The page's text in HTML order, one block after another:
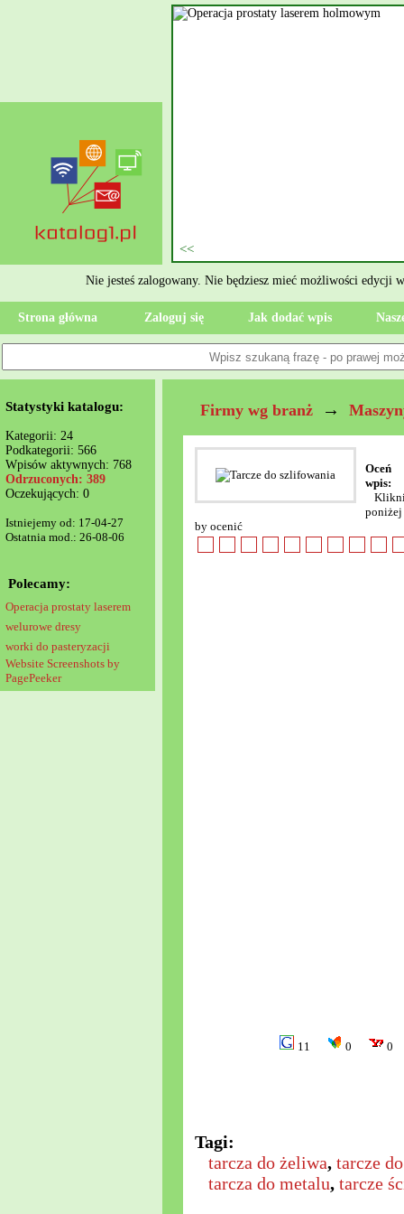
rzetelne układanie płytek
Rzeszów i dbamy o to,
gdy Twoja przestrzeń
przywracając ponownie
Nie jesteś zalogowany. Nie będziesz mieć możliwości edycji
Strona główna Zaloguj się Jak dodać wpis
Statystyki katalogu:
Kategorii: 24
Podkategorii: 566
Wpisów aktywnych: 768
Odrzuconych: 389
Oczekujących: 0
Istniejemy od: 17-04-27
Ostatnia mod.: 26-08-06
Polecamy:
Operacja prostaty laserem
welurowe dresy
worki do pasteryzacji
Website Screenshots by
PagePeeker
Firmy wg branż →
Oceń
wpis:
poniżej
by ocenić
11 0 0
Tagi:
tarcza do żeliwa, tarcze
tarcza do metalu, tarcze